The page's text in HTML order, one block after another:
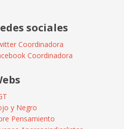
sociales
Coordinadora
Coordinadora
y Negro
Pensamiento